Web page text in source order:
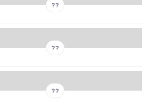
??
??
??